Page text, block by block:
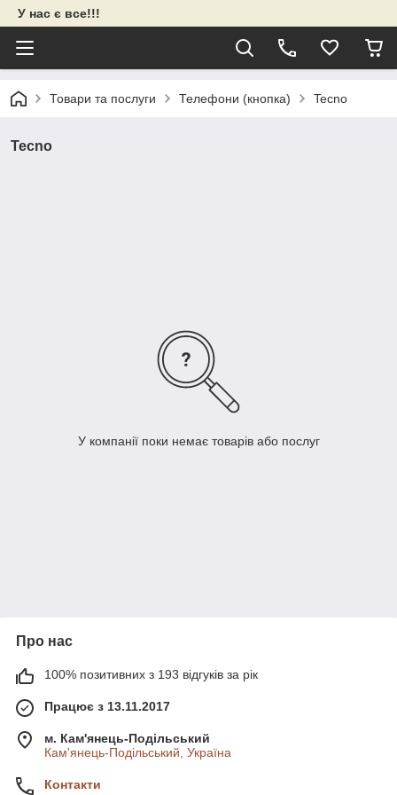
У нас є все!!!
Товари та послуги Телефони (кнопка) Tecno
Tecno
У компанії поки немає товарів або послуг
Про нас
100% позитивних з 193 відгуків за рік
Працює з 13.11.2017
м. Кам'янець-Подільський
Кам'янець-Подільський, Україна
Контакти